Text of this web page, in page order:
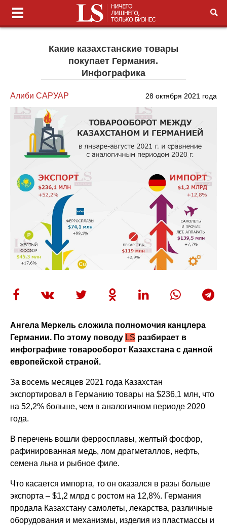
Какие казахстанские товары
покупает Германия.
Инфографика
Алиби САРУАР 28 октября 2021 года
Ангела Меркель сложила полномочия канцлера
Германии. По этому поводу LS разбирает в
инфографике товарооборот Казахстана с данной
европейской страной.
За восемь месяцев 2021 года Казахстан
экспортировал в Германию товары на $236,1 млн, что
на 52,2% больше, чем в аналогичном периоде 2020
года.
В перечень вошли ферросплавы, желтый фосфор,
рафинированная медь, лом драгметаллов, нефть,
семена льна и рыбное филе.
Что касается импорта, то он оказался в разы больше
экспорта – $1,2 млрд с ростом на 12,8%. Германия
продала Казахстану самолеты, лекарства, различные
оборудования и механизмы, изделия из пластмассы и